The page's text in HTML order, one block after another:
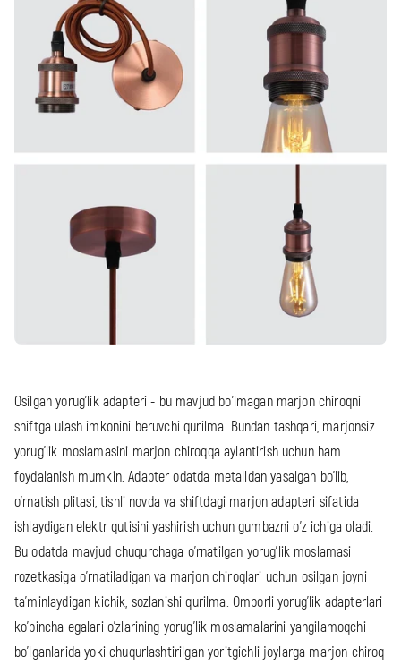
Osilgan yorug'lik adapteri - bu mavjud bo'lmagan marjon chiroqni
shiftga ulash imkonini beruvchi qurilma. Bundan tashqari, marjonsiz
yorug'lik moslamasini marjon chiroqqa aylantirish uchun ham
foydalanish mumkin. Adapter odatda metalldan yasalgan bo'lib,
o'rnatish plitasi, tishli novda va shiftdagi marjon adapteri sifatida
ishlaydigan elektr qutisini yashirish uchun gumbazni o'z ichiga oladi.
Bu odatda mavjud chuqurchaga o'rnatilgan yorug'lik moslamasi
rozetkasiga o'rnatiladigan va marjon chiroqlari uchun osilgan joyni
ta'minlaydigan kichik, sozlanishi qurilma. Omborli yorug'lik adapterlari
ko'pincha egalari o'zlarining yorug'lik moslamalarini yangilamoqchi
bo'lganlarida yoki chuqurlashtirilgan yoritgichli joylarga marjon chiroq